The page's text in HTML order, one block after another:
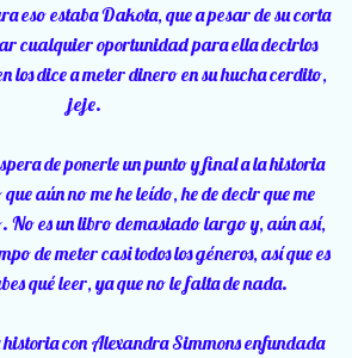
eso estaba Dakota, que a pesar de su corta
cualquier oportunidad para ella decirlos
los dice a meter dinero en su hucha cerdito,
jeje.
de ponerle un punto y final a la historia
aún no me he leído, he de decir que me
No es un libro demasiado largo y, aún así,
de meter casi todos los géneros, así que es
qué leer, ya que no le falta de nada.
historia con Alexandra Simmons enfundada